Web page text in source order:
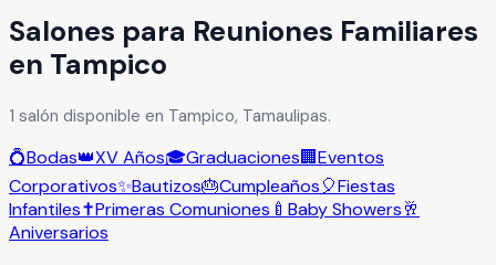
Salones para Reuniones Familiares
en Tampico
1 salón disponible en Tampico, Tamaulipas.
💍Bodas👑XV Años🎓Graduaciones🏢Eventos
Corporativos✨Bautizos🎂Cumpleaños🎈Fiestas
Infantiles✝️Primeras Comuniones 🍼 Baby Showers🥂
Aniversarios